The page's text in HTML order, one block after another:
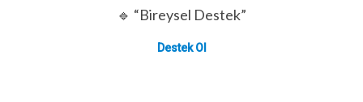
🔹 “Bireysel Destek”
Destek Ol